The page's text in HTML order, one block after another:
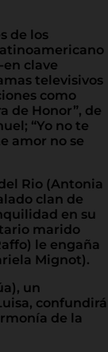
de los
clave
televisivos
como
de Honor”, de
“Yo no te
amor no se
Rio (Antonia
clan de
en su
marido
le engaña
Mignot).
un
confundirá
de la